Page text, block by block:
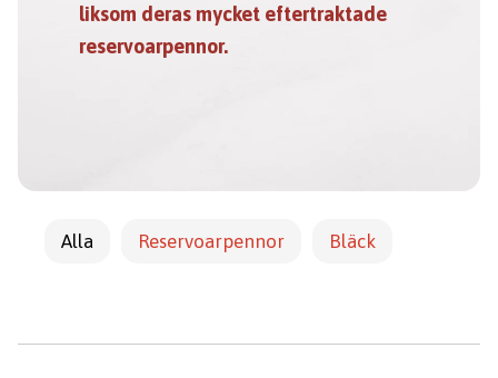
liksom deras mycket eftertraktade
reservoarpennor.
Alla Reservoarpennor Bläck